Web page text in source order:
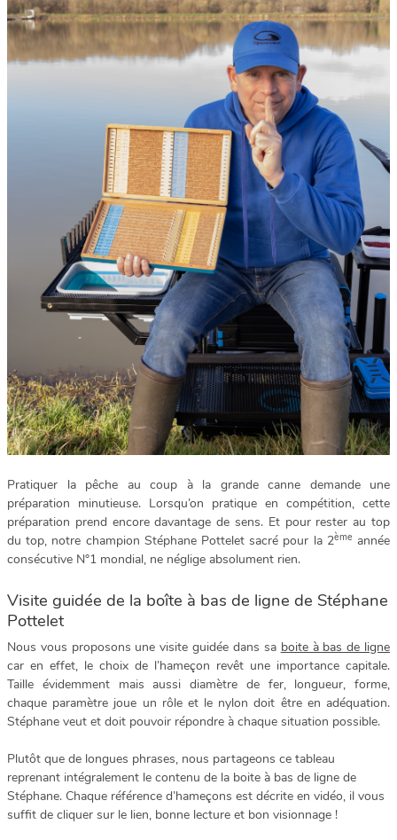
Pratiquer la pêche au coup à la grande canne demande une
préparation minutieuse. Lorsqu’on pratique en compétition, cette
préparation prend encore davantage de sens. Et pour rester au top
du top, notre champion Stéphane Pottelet sacré pour la 2ème année
consécutive N°1 mondial, ne néglige absolument rien.
Visite guidée de la boîte à bas de ligne de Stéphane
Pottelet
Nous vous proposons une visite guidée dans sa boite à bas de ligne
car en effet, le choix de l’hameçon revêt une importance capitale.
Taille évidemment mais aussi diamètre de fer, longueur, forme,
chaque paramètre joue un rôle et le nylon doit être en adéquation.
Stéphane veut et doit pouvoir répondre à chaque situation possible.
Plutôt que de longues phrases, nous partageons ce tableau
reprenant intégralement le contenu de la boite à bas de ligne de
Stéphane. Chaque référence d’hameçons est décrite en vidéo, il vous
suffit de cliquer sur le lien, bonne lecture et bon visionnage !